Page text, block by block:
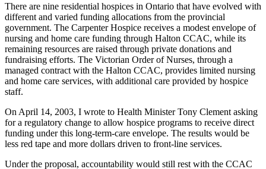
There are nine residential hospices in Ontario that have evolved with
different and varied funding allocations from the provincial
government. The Carpenter Hospice receives a modest envelope of
nursing and home care funding through Halton CCAC, while its
remaining resources are raised through private donations and
fundraising efforts. The Victorian Order of Nurses, through a
managed contract with the Halton CCAC, provides limited nursing
and home care services, with additional care provided by hospice
staff.
On April 14, 2003, I wrote to Health Minister Tony Clement asking
for a regulatory change to allow hospice programs to receive direct
funding under this long-term-care envelope. The results would be
less red tape and more dollars driven to front-line services.
Under the proposal, accountability would still rest with the CCAC